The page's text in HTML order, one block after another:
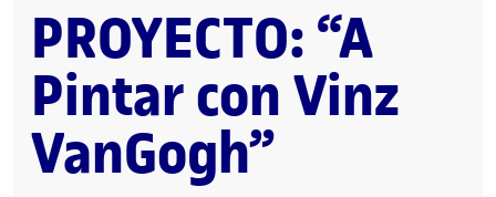
PROYECTO: “A
Pintar con Vinz
VanGogh”